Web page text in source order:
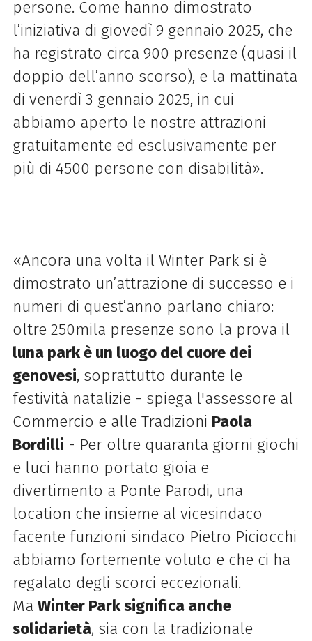
persone. Come hanno dimostrato
l’iniziativa di giovedì 9 gennaio 2025, che
ha registrato circa 900 presenze (quasi il
doppio dell’anno scorso), e la mattinata
di venerdì 3 gennaio 2025, in cui
abbiamo aperto le nostre attrazioni
gratuitamente ed esclusivamente per
più di 4500 persone con disabilità».
«Ancora una volta il Winter Parksi è
dimostrato un’attrazione di successo e i
numeri di quest’anno parlano chiaro:
oltre 250mila presenze sono la prova il
luna parkè un luogo del cuore dei
genovesi, soprattutto durante le
festività natalizie - spiega l'assessore al
Commercio e alle Tradizioni Paola
Bordilli - Per oltre quaranta giorni giochi
e luci hanno portato gioia e
divertimento a Ponte Parodi, una
location che insieme al vicesindaco
facente funzioni sindaco Pietro Piciocchi
abbiamo fortemente voluto e che ci ha
regalato degli scorci eccezionali.
Ma Winter Parksignifica anche
solidarietà, sia con la tradizionale